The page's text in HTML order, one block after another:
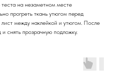
теста на незаметном месте
прогреть ткань утюгом перед
между наклейкой и утюгом. После
снять прозрачную подложку.